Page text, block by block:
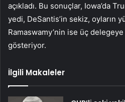
açıkladı. Bu sonuçlar, Iowa’da
yedi, DeSantis’in sekiz, oyların
Ramaswamy’nin ise üç delegeye
gösteriyor.
İlgili Makaleler